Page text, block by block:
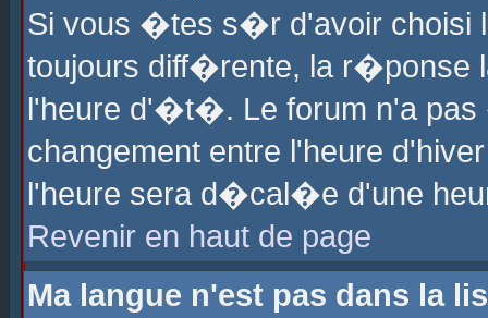
Si vous �tes s�r d'avoir choisi
toujours diff�rente, la r�ponse
l'heure d'�t�. Le forum n'a
changement entre l'heure
l'heure sera d�cal�e d'une
Revenir en haut de page
Ma langue n'est pas dans la